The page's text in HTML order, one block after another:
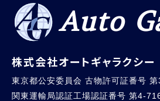
Auto
株式会社オートギャラクシー
東京都公安委員会 古物許可証番号
関東運輸局認証工場認証番号 第4-